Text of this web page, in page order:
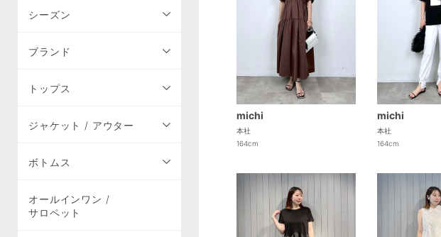
シーズン
ブランド
トップス
ジャケット / アウター
ボトムス
オールインワン /
サロペット
michi
本社
164cm
michi
本社
164cm